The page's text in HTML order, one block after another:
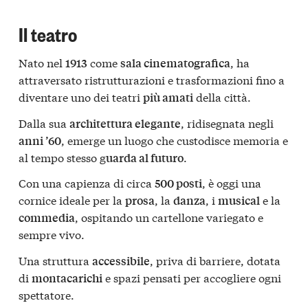
Il teatro
Nato nel 1913 comesala cinematografica, ha
attraversato ristrutturazioni e trasformazioni fino a
diventare uno dei teatri più amatidella città.
Dalla sua architettura elegante , ridisegnata negli
anni ’60 , emerge un luogo che custodisce memoria e
al tempo stesso guarda al futuro
Con una capienza di circa 500 posti, è oggi una
cornice ideale per la prosa, la danza, i musicale la
commedia, ospitando un cartellone variegato e
sempre vivo.
Una struttura accessibile, priva di barriere, dotata
di montacarichie spazi pensati per accogliere ogni
spettatore.